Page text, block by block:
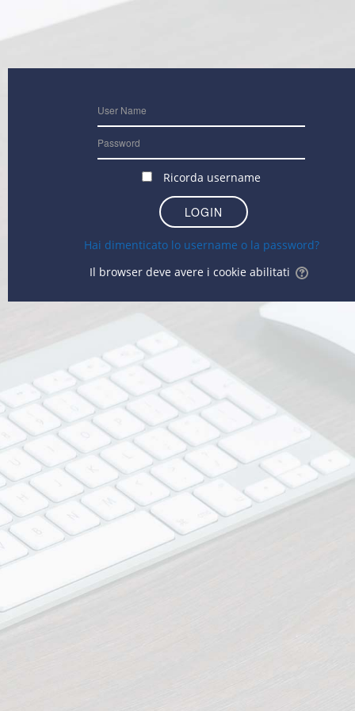
Ricorda username
Hai dimenticato lo username o la password?
Il browser deve avere i cookie abilitati